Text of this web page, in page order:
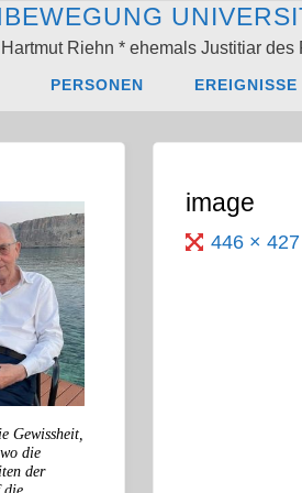
BEWEGUNG UNIVERSI
Riehn * ehemals Justitiar des
PERSONEN EREIGNISSE
StartAntonia
image
Originalgröße
446 × 427
Gewissheit,
die
der